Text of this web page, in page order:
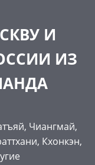
И
ИЗ
Чиангмай,
Кхонкэн,